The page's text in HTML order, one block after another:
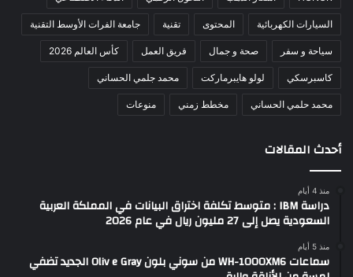
السيارات الكهربائية المحتوى تقنية جامعة الفرات الأوسط التقنية
سياحة و سفر صحة و جمال فريق العمل كأس العالم 2026
كاسبرسكي لولو هايبرماركت محمد جلمي الحساني
محمد حلمي الحساني مخطط زمني منوعات
أحدث المقالات
منذ 4 أيام
دراسة IBM : متوسط تكلفة اختراق البيانات في المملكة العربية
السعودية يصل إلى 27 مليون ريال في عام 2026
منذ 5 أيام
سماعات WH-1000XM6 من سوني بلون Oliv e Gray الجديد تضفي